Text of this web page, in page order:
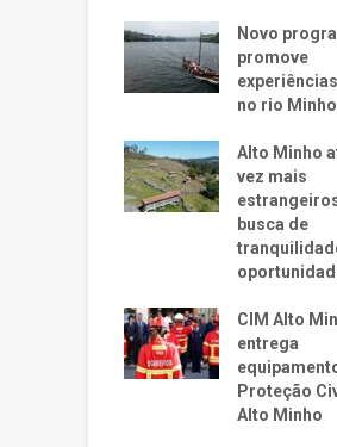
Novo
promove
no rio Minho
Alto Minho
vez mais
busca de
CIM Alto
entrega
Proteção
Alto Minho